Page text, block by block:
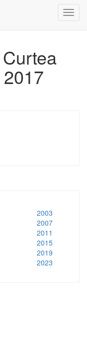
2003
2007
2011
2015
2019
2023